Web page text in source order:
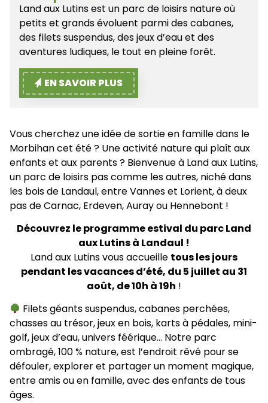
Land aux Lutins est un parc de loisirs nature où
petits et grands évoluent parmi des cabanes,
des filets suspendus, des jeux d’eau et des
aventures ludiques, le tout en pleine forêt.
EN SAVOIR PLUS
Vous cherchez une idée de sortie en famille dans le
Morbihan cet été ? Une activité nature qui plaît aux
enfants et aux parents ? Bienvenue à Land aux Lutins,
un parc de loisirs pas comme les autres, niché dans
les bois de Landaul, entre Vannes et Lorient, à deux
pas de Carnac, Erdeven, Auray ou Hennebont !
Découvrez le programme estival du parc Land
aux Lutins à Landaul !
Land aux Lutins vous accueille tous les jours
pendant les vacances d’été, du 5 juillet au 31
août, de 10h à 19h !
Filets géants suspendus, cabanes perchées,
chasses au trésor, jeux en bois, karts à pédales, mini-
golf, jeux d’eau, univers féérique… Notre parc
ombragé, 100 % nature, est l’endroit rêvé pour se
défouler, explorer et partager un moment magique,
entre amis ou en famille, avec des enfants de tous
âges.